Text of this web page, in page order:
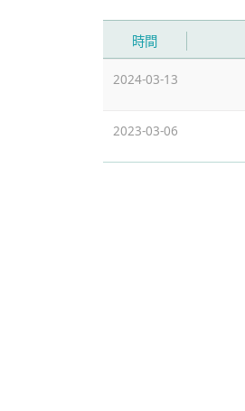
時間
2024-03-13
2023-03-06